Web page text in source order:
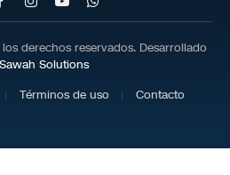
Instagram
YouTubeWhatsApp
derechos reservados. Desarrollado
Sawah Solutions
Términos de uso Contacto